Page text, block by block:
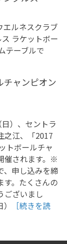
ルネスクラブ
ラケットボー
テーブルで
チャンピオン
）、セントラ
之江、「2017
トボールチャ
催されます。※
、申し込みを締
す。たくさんの
ございまし
［続きを読